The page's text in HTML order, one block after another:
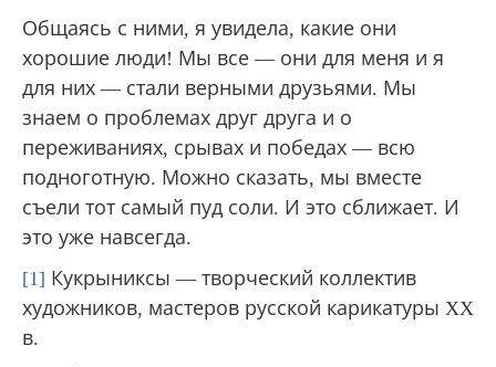
Общаясь с ними, я увидела, какие они
хорошие люди! Мы все — они для меня и я
для них — стали верными друзьями. Мы
знаем о проблемах друг друга и о
переживаниях, срывах и победах — всю
подноготную. Можно сказать, мы вместе
съели тот самый пуд соли. И это сближает. И
это уже навсегда.
[1] Кукрыниксы — творческий коллектив
художников, мастеров русской карикатуры XX
в.